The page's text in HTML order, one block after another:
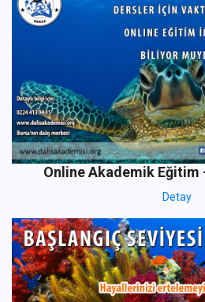
Online Akademik Eğitim
Detay